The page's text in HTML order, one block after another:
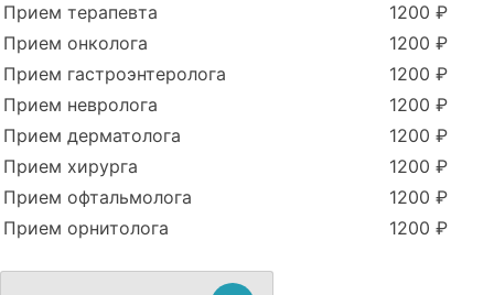
Прием терапевта
1200 ₽
Прием онколога
1200 ₽
Прием гастроэнтеролога
1200 ₽
Прием невролога
1200 ₽
Прием дерматолога
1200 ₽
Прием хирурга
1200 ₽
Прием офтальмолога
1200 ₽
Прием орнитолога
1200 ₽